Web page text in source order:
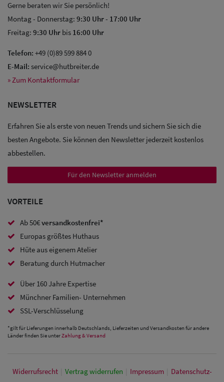
Sale: Caps
Sale:
Baseball
Caps
Sale: Army
Caps
Sale:
Sale: Caps
Ohrenschutz
Gerne beraten wir Sie persönlich!
Montag - Donnerstag: 9:30 Uhr- 17:00 Uhr
Freitag: 9:30 Uhr bis 16:00 Uhr
Telefon: +49 (0)89 599 884 0
E-Mail: service@hutbreiter.de
» Zum Kontaktformular
NEWSLETTER
Erfahren Sie als erste von neuen Trends und sichern Sie sich die
besten Angebote. Sie können den Newsletter jederzeit kostenlos
abbestellen.
Für den Newsletter anmelden
VORTEILE
Ab 50€versandkostenfrei*
Europas größtes Huthaus
Hüte aus eigenem Atelier
Beratung durch Hutmacher
Über 160 Jahre Expertise
Münchner Familien- Unternehmen
SSL-Verschlüsselung
*gilt für Lieferungen innerhalb Deutschlands, Lieferzeiten und Versandkosten für andere
Länder finden Sie unterZahlung & Versand
Widerrufs­recht Vertrag widerrufen Impressum
Daten­schutz­